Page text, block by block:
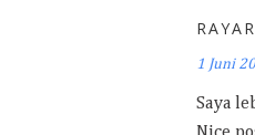
1 Juni
Saya